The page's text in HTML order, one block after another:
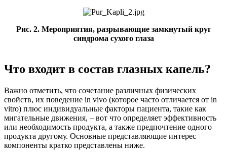
Рис. 2. Мероприятия, разрывающие замкнутый круг
синдрома сухого глаза
Что входит в состав глазных капель?
Важно отметить, что сочетание различных физических
свойств, их поведение in vivo (которое часто отличается от in
vitro) плюс индивидуальные факторы пациента, такие как
мигательные движения, – вот что определяет эффективность
или необходимость продукта, а также предпочтение одного
продукта другому. Основные представляющие интерес
компоненты кратко представлены ниже.